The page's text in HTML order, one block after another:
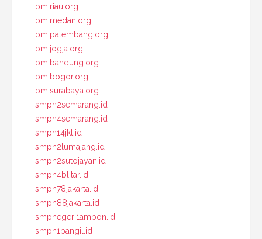
pmiriau.org
pmimedan.org
pmipalembang.org
pmijogja.org
pmibandung.org
pmibogor.org
pmisurabaya.org
smpn2semarang.id
smpn4semarang.id
smpn14jkt.id
smpn2lumajang.id
smpn2sutojayan.id
smpn4blitar.id
smpn78jakarta.id
smpn88jakarta.id
smpnegeri1ambon.id
smpn1bangil.id